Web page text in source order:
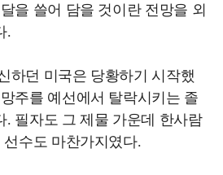
을 쓸어 담을 것이란 전망을 외
.
하던 미국은 당황하기 시작했
주를 예선에서 탈락시키는 졸
. 필자도 그 제물 가운데 한사람
수도 마찬가지였다.